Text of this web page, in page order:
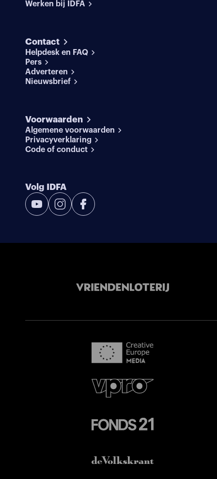
Werken bij IDFA
Contact
Helpdesk en FAQ
Pers
Adverteren
Nieuwsbrief
Voorwaarden
Algemene voorwaarden
Privacyverklaring
Code of conduct
Volg IDFA